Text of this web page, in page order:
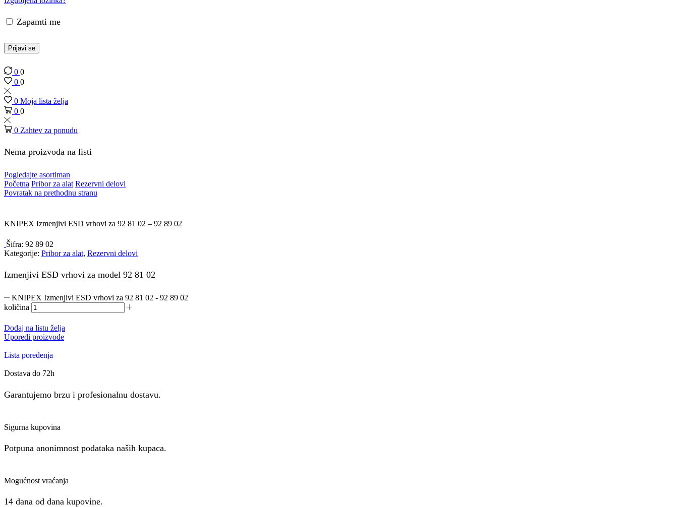
Zapamti me
Prijavi se
0 0
0 0
0 Moja lista želja
0 0
0 Zahtev za ponudu
Nema proizvoda na listi
Pogledajte asortiman
Početna Pribor za alat Rezervni delovi
Povratak na prethodnu stranu
KNIPEX Izmenjivi ESD vrhovi za 92 81 02 – 92 89 02
Šifra: 92 89 02
Kategorije: Pribor za alat, Rezervni delovi
Izmenjivi ESD vrhovi za model 92 81 02
KNIPEX Izmenjivi ESD vrhovi za 92 81 02 - 92 89 02
količina
Dodaj na listu želja
Uporedi proizvode
Lista poređenja
Dostava do 72h
Garantujemo brzu i profesionalnu dostavu.
Sigurna kupovina
Potpuna anonimnost podataka naših kupaca.
Mogućnost vraćanja
14 dana od dana kupovine.